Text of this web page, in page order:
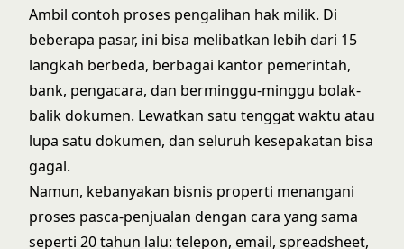
Ambil contoh proses pengalihan hak milik. Di
beberapa pasar, ini bisa melibatkan lebih dari 15
langkah berbeda, berbagai kantor pemerintah,
bank, pengacara, dan berminggu-minggu bolak-
balik dokumen. Lewatkan satu tenggat waktu atau
lupa satu dokumen, dan seluruh kesepakatan bisa
gagal.
Namun, kebanyakan bisnis properti menangani
proses pasca-penjualan dengan cara yang sama
seperti 20 tahun lalu: telepon, email, spreadsheet,